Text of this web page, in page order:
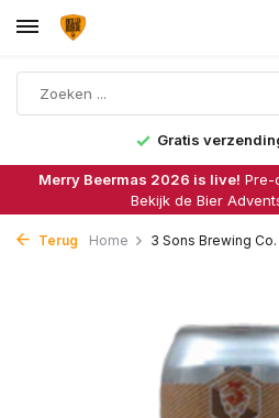
Gratis
Merry Beermas 2026 is live! Pre-
Bekijk de Bier
Terug Home 3 Sons Brewing Co.